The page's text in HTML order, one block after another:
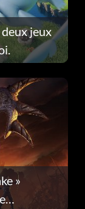
jeux
»